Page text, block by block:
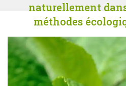
naturellement
méthodes